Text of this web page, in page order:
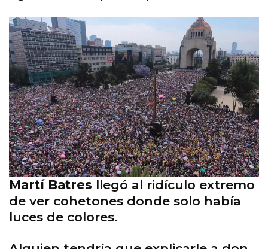
Martí Batres llegó al ridículo extremo
de ver cohetones donde solo había
luces de colores.